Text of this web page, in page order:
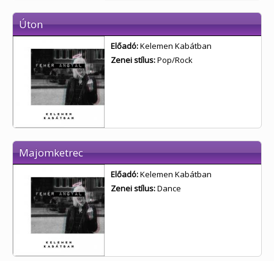
Úton
Előadó:Kelemen Kabátban
Zenei stílus:Pop/Rock
Majomketrec
Előadó:Kelemen Kabátban
Zenei stílus:Dance